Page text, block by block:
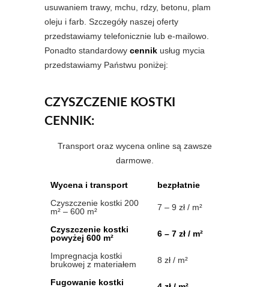
usuwaniem trawy, mchu, rdzy, betonu, plam
oleju i farb. Szczegóły naszej oferty
przedstawiamy telefonicznie lub e-mailowo.
Ponadto standardowy cennik usług mycia
przedstawiamy Państwu poniżej:
CZYSZCZENIE KOSTKI
CENNIK:
Transport oraz wycena online są zawsze
darmowe.
Wycena i transport
bezpłatnie
Czyszczenie kostki 200
m² – 600 m²
7 – 9 zł / m²
Czyszczenie kostki
powyżej 600 m²
6 – 7 zł / m²
Impregnacja kostki
brukowej z materiałem
8 zł / m²
Fugowanie kostki